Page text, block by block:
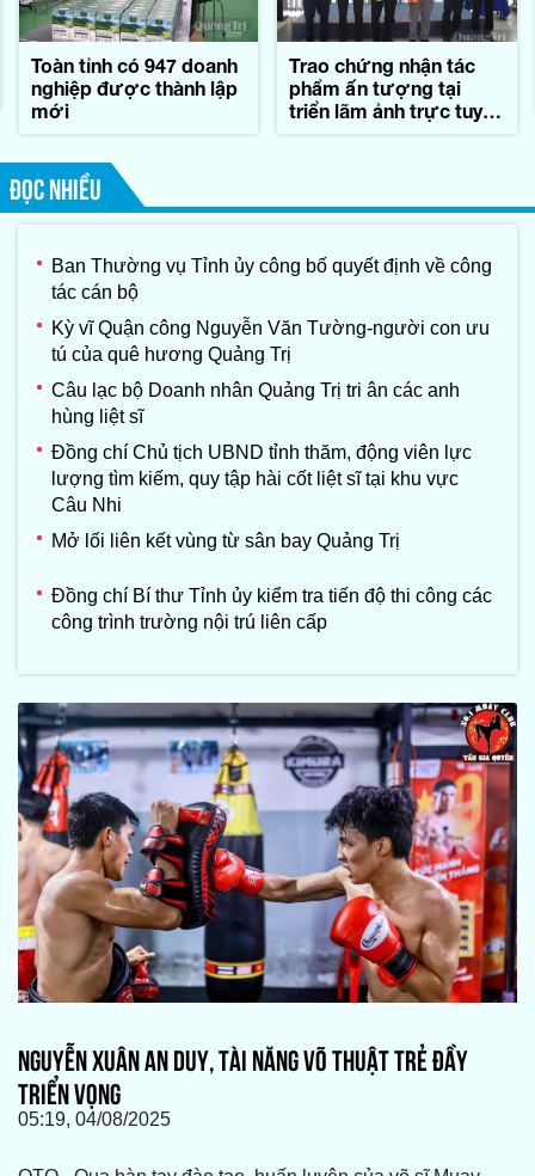
Toàn tỉnh có 947 doanh
nghiệp được thành lập
mới
Trao chứng nhận tác
phẩm ấn tượng tại
triển lãm ảnh trực tuyến
ĐỌC NHIỀU
Ban Thường vụ Tỉnh ủy công bố quyết định về công
tác cán bộ
Kỳ vĩ Quận công Nguyễn Văn Tường-người con ưu
tú của quê hương Quảng Trị
Câu lạc bộ Doanh nhân Quảng Trị tri ân các anh
hùng liệt sĩ
Đồng chí Chủ tịch UBND tỉnh thăm, động viên lực
lượng tìm kiếm, quy tập hài cốt liệt sĩ tại khu vực
Câu Nhi
Mở lối liên kết vùng từ sân bay Quảng Trị
Đồng chí Bí thư Tỉnh ủy kiểm tra tiến độ thi công các
công trình trường nội trú liên cấp
NGUYỄN XUÂN AN DUY, TÀI NĂNG VÕ THUẬT TRẺ ĐẦY
TRIỂN VỌNG
05:19, 04/08/2025